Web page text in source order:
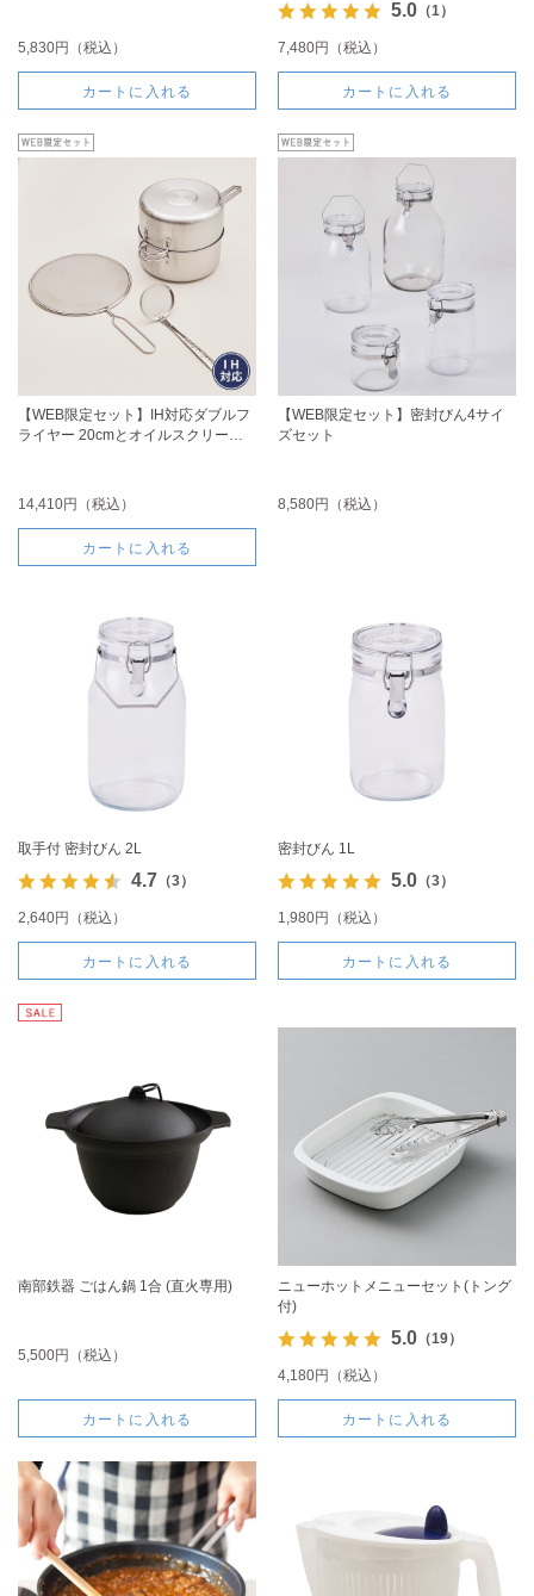
5,830円（税込）
カートに入れる
5.0（1）
7,480円（税込）
カートに入れる
【WEB限定セット】IH対応ダブルフ
ライヤー 20cmとオイルスクリーン
14,410円（税込）
カートに入れる
【WEB限定セット】密封びん4サイ
ズセット
8,580円（税込）
取手付 密封びん 2L
4.7 （3）
2,640円（税込）
カートに入れる
密封びん 1L
5.0（3）
1,980円（税込）
カートに入れる
南部鉄器 ごはん鍋 1合 (直火専用)
5,500円（税込）
カートに入れる
ニューホットメニューセット(トング
付)
5.0（19）
4,180円（税込）
カートに入れる